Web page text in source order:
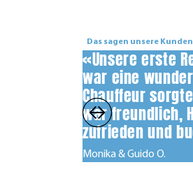
Das sagen unsere Kunden
«Unsere erste
war eine
Chauffeur
war freundlich,
zufrieden und
Monika & Guido O.